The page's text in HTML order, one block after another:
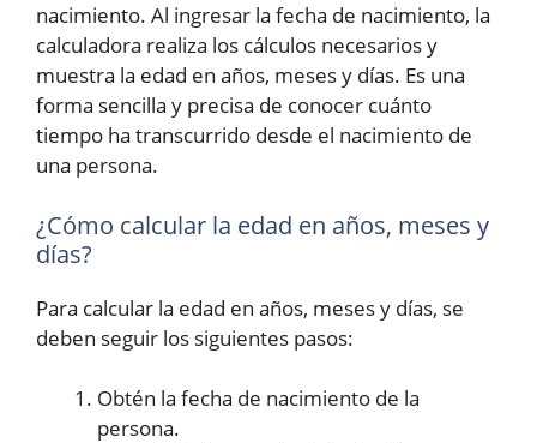
nacimiento. Al ingresar la fecha de nacimiento, la
calculadora realiza los cálculos necesarios y
muestra la edad en años, meses y días. Es una
forma sencilla y precisa de conocer cuánto
tiempo ha transcurrido desde el nacimiento de
una persona.
¿Cómo calcular la edad en años, meses y
días?
Para calcular la edad en años, meses y días, se
deben seguir los siguientes pasos:
Obtén la fecha de nacimiento de la
persona.